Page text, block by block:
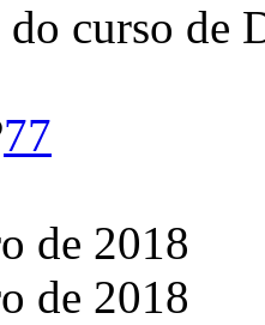
do curso
77
de 2018
de 2018